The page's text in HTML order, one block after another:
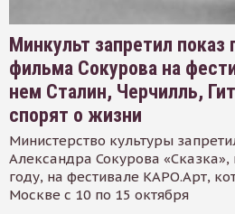
Минкульт запретил показ
фильма Сокурова на
нем Сталин, Черчилль,
спорят о жизни
Министерство культуры
Александра Сокурова
году, на фестивале КАРО.Арт,
Москве с 10 по 15 октября